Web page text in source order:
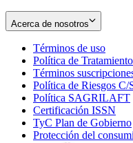
Acerca de nosotros
Términos de uso
in
new
Política de
Términos
Política de Riesgos C/
Política SAGRILAFT
Certificación ISSN
in
new
TyC Plan de Gobierno
Protección del